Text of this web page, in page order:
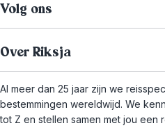
Volg ons
Over Riksja
Al meer dan 25 jaar zijn we
bestemmingen wereldwijd. We
tot Z en stellen samen met jou een